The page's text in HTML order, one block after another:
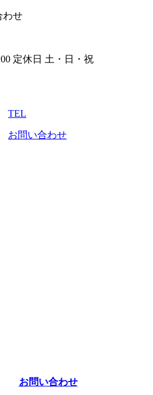
わせ
定休日 土・日・祝
TEL
お問い合わせ
お問い合わせ